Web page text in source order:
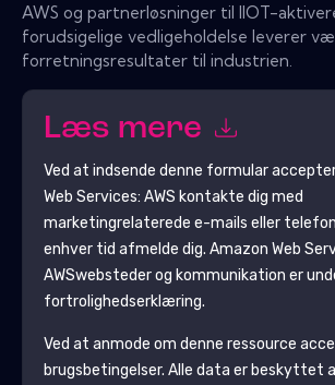
AWS og partnerløsninger til IIOT-
forudsigelige vedligeholdelse leverer
forretningsresultater til industrien.
Læs mere
Ved at indsende denne formular
Web Services: AWS kontakte dig med
marketingrelaterede e-mails eller
enhver tid afmelde dig. Amazon Web
AWSwebsteder og kommunikation er
fortrolighedserklæring.
Ved at anmode om denne ressource
brugsbetingelser. Alle data er beskyttet